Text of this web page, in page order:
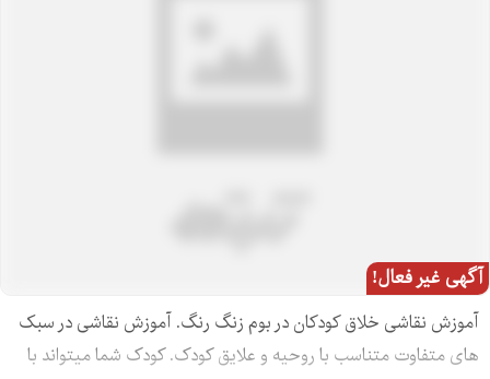
آگهی غیر فعال!
آموزش نقاشی خلاق کودکان در بوم زنگ رنگ. آموزش نقاشی در سبک
های متفاوت متناسب با روحیه و علایق کودک. کودک شما میتواند با